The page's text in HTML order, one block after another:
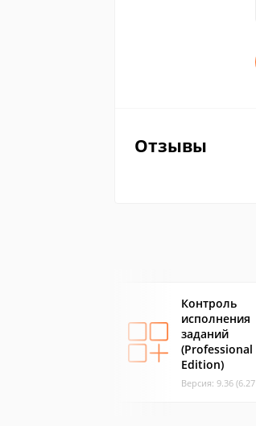
Отзывы
Контроль
исполнения
заданий
(Professional
Edition)
Версия: 9.36